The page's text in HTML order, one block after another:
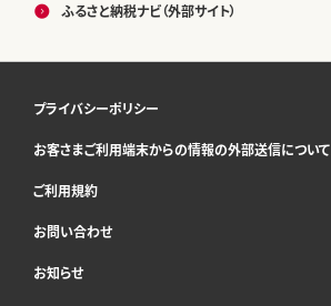
ふるさと納税ナビ（外部サイト）
プライバシーポリシー
お客さまご利用端末からの情報の外部送信について
ご利用規約
お問い合わせ
お知らせ